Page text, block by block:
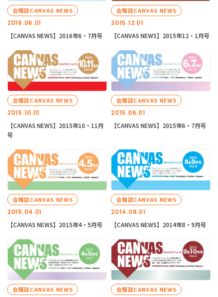
2016.06.01
会報誌CANVAS NEWS
【CANVAS NEWS】2016年6・7月号
2015.12.01
会報誌CANVAS NEWS
【CANVAS NEWS】2015年12・1月号
2015.10.01
会報誌CANVAS NEWS
【CANVAS NEWS】2015年10・11月
号
2015.06.01
会報誌CANVAS NEWS
【CANVAS NEWS】2015年6・7月号
2015.04.01
会報誌CANVAS NEWS
【CANVAS NEWS】2015年4・5月号
2014.08.01
会報誌CANVAS NEWS
【CANVAS NEWS】2014年8・9月号
会報誌CANVAS NEWS 会報誌CANVAS NEWS